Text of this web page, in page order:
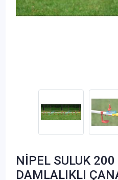
NİPEL SULUK
DAMLALIKLI